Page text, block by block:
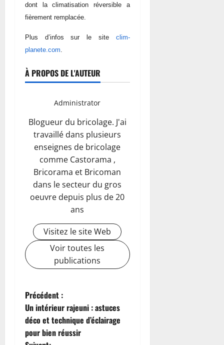
dont la climatisation réversible a
fièrement remplacée.
Plus d’infos sur le site clim-
planete.com
À PROPOS DE L'AUTEUR
Administrator
Blogueur du bricolage. J'ai
travaillé dans plusieurs
enseignes de bricolage
comme Castorama ,
Bricorama et Bricoman
dans le secteur du gros
oeuvre depuis plus de 20
ans
Visitez le site Web
Voir toutes les
publications
N
a
Précédent :
Un intérieur rajeuni : astuces
déco et technique d’éclairage
pour bien réussir